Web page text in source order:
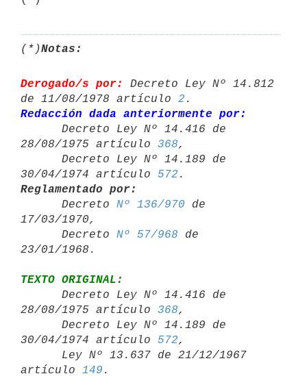
(*)Notas:
Derogado/s por:
Decreto Ley Nº 14.812
de 11/08/1978 artículo 2
Redacción dada anteriormente por:
28/08/1975 artículo 368,
30/04/1974 artículo 572
Reglamentado por:
Decreto Nº 136/970 de
17/03/1970,
      Decreto
Nº 57/968 de
TEXTO ORIGINAL:
28/08/1975 artículo 368,
30/04/1974 artículo 572,
artículo 149